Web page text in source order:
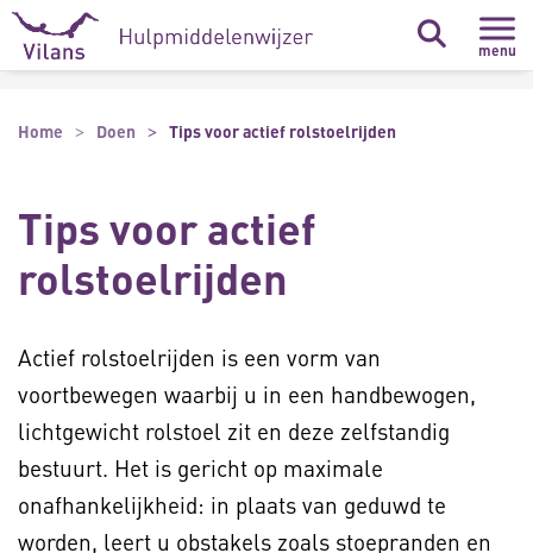
Naar hoofdinhoud
Naar footer
menu
Home Doen Tips voor actief rolstoelrijden
Tips voor actief
rolstoelrijden
Actief rolstoelrijden is een vorm van
voortbewegen waarbij u in een handbewogen,
lichtgewicht rolstoel zit en deze zelfstandig
bestuurt. Het is gericht op maximale
onafhankelijkheid: in plaats van geduwd te
worden, leert u obstakels zoals stoepranden en